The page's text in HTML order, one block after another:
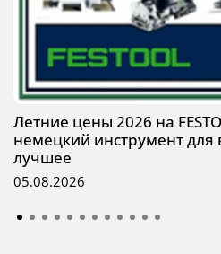
Летние цены 2026 на
немецкий инструмент для
лучшее
05.08.2026